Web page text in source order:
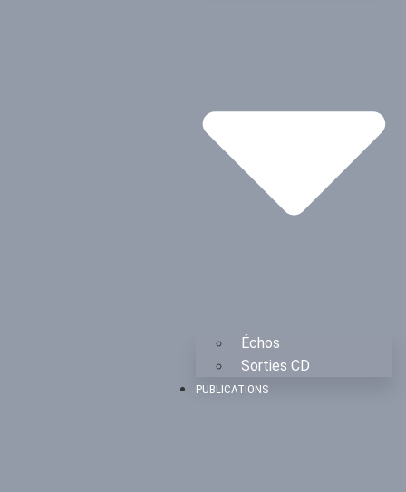
Échos
Sorties CD
PUBLICATIONS